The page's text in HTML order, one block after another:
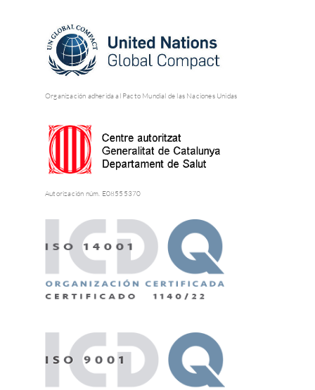
Organización adherida al Pacto Mundial de las Naciones Unidas
Autorización núm. E08555370